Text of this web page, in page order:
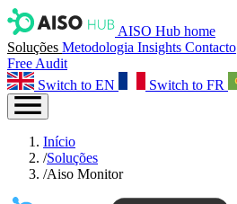
AISO Hub home
Soluções Metodologia Insights Contacto
Free Audit
Switch to EN
Switch to FR
Início
/Soluções
/Aiso Monitor